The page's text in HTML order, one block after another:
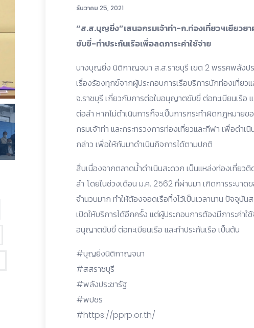
ธันวาคม 25, 2021
“ส.ส.บุญยิ่ง”เสนอกรมเจ้าท่า-ก.ท่องเที่ยวฯเยียวย
ขับขี่-ทำประกันเรือเพื่อลดภาระค่าใช้จ่าย
นางบุญยิ่ง นิติกาญจนา ส.ส.ราชบุรี เขต 2 พรรคพลังปร
เรื่องร้องทุกข์จากผู้ประกอบการเรือบริการนักท่องเที่ยว
จ.ราชบุรี เกี่ยวกับการต่อใบอนุญาตขับขี่ ต่อทะเบียนเรือ
ต่อลำ หากไม่ดำเนินการก็จะเป็นการกระทำผิดกฎหมาย
กรมเจ้าท่า และกระทรวงการท่องเที่ยวและกีฬา เพื่อดำ
กล่าว เพื่อให้กับมาดำเนินกิจการได้ตามปกติ
สื่บเนื่องจากตลาดน้ำดำเนินสะดวก เป็นแหล่งท่องเที่ย
ลำ โดยในช่วงเดือน ม.ค. 2562 ที่ผ่านมา เกิดการระบา
จำนวนมาก ทำให้ต้องจอดเรือทิ้งไว้เป็นเวลานาน ปัจจุ
เปิดให้บริการได้อีกครั้ง แต่ผู้ประกอบการต้องมีภาระค่าใ
อนุญาตขับขี่ ต่อทะเบียนเรือ และทำประกันเรือ เป็นต้น
#บุญยิ่งนิติกาญจนา
#สสราชบุรี
#พลังประชารัฐ
#พปชร
#https://pprp.or.th/